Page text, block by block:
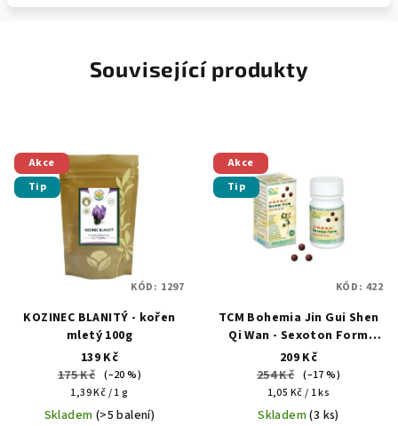
Související produkty
Akce
Tip
KOZINEC BLANITÝ - kořen
mletý 100g
139 Kč
175 Kč (–20 %)
Měrná
cena:
1,39 Kč / 1 g
Skladem (>5 balení)
KÓD: 1297
Akce
Tip
TCM Bohemia Jin Gui Shen
Qi Wan - Sexoton Form
(171)
209 Kč
254 Kč (–17 %)
Měrná
cena:
1,05 Kč / 1 ks
Skladem(3 ks)
KÓD: 422